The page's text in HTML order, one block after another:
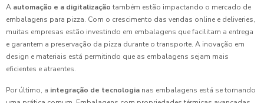
A automação e a digitalização também estão impactando o mercado de
embalagens para pizza. Com o crescimento das vendas online e deliveries,
muitas empresas estão investindo em embalagens que facilitam a entrega
e garantem a preservação da pizza durante o transporte. A inovação em
design e materiais está permitindo que as embalagens sejam mais
eficientes e atraentes.
Por último, a integração de tecnologia nas embalagens está se tornando